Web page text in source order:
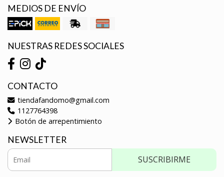
MEDIOS DE ENVÍO
NUESTRAS REDES SOCIALES
CONTACTO
tiendafandomo@gmail.com
1127764398
Botón de arrepentimiento
NEWSLETTER
SUSCRIBIRME